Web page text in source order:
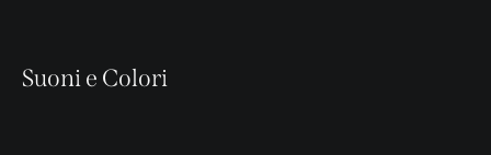
Suoni e Colori